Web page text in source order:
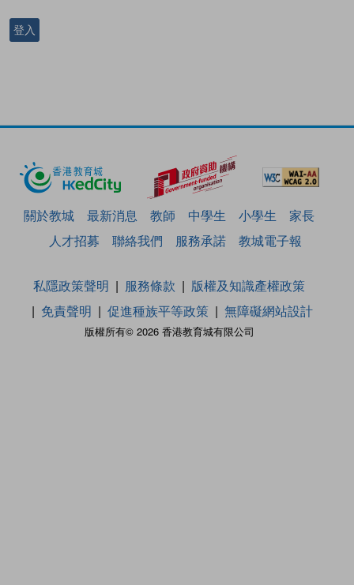
登入
關於教城 最新消息 教師 中學生 小學生
家長
人才招募
聯絡我們 服務承諾 教城電子報
版權所有© 2026 香港教育城有限公司
私隱政策聲明 服務條款
版權及知識產權政策
免責聲明
促進種族平等政策 無障礙網站設計